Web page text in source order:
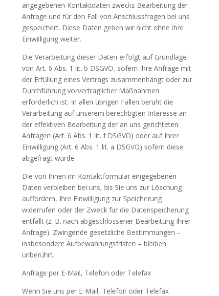
angegebenen Kontaktdaten zwecks Bearbeitung der
Anfrage und für den Fall von Anschlussfragen bei uns
gespeichert. Diese Daten geben wir nicht ohne Ihre
Einwilligung weiter.
Die Verarbeitung dieser Daten erfolgt auf Grundlage
von Art. 6 Abs. 1 lit. b DSGVO, sofern Ihre Anfrage mit
der Erfüllung eines Vertrags zusammenhängt oder zur
Durchführung vorvertraglicher Maßnahmen
erforderlich ist. In allen übrigen Fällen beruht die
Verarbeitung auf unserem berechtigten Interesse an
der effektiven Bearbeitung der an uns gerichteten
Anfragen (Art. 6 Abs. 1 lit. f DSGVO) oder auf Ihrer
Einwilligung (Art. 6 Abs. 1 lit. a DSGVO) sofern diese
abgefragt wurde.
Die von Ihnen im Kontaktformular eingegebenen
Daten verbleiben bei uns, bis Sie uns zur Löschung
auffordern, Ihre Einwilligung zur Speicherung
widerrufen oder der Zweck für die Datenspeicherung
entfällt (z. B. nach abgeschlossener Bearbeitung Ihrer
Anfrage). Zwingende gesetzliche Bestimmungen –
insbesondere Aufbewahrungsfristen – bleiben
unberührt.
Anfrage per E-Mail, Telefon oder Telefax
Wenn Sie uns per E-Mail, Telefon oder Telefax